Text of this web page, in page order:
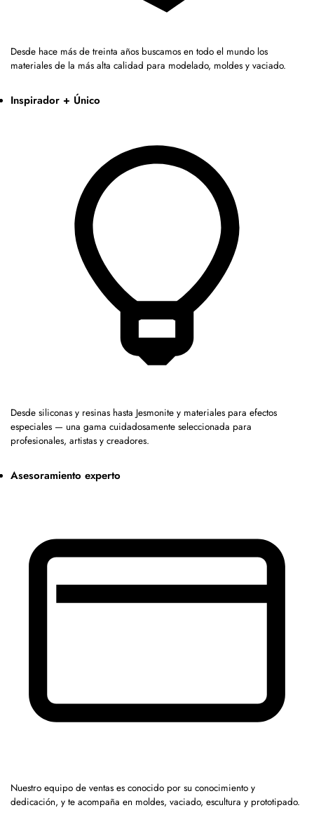
Desde hace más de treinta años buscamos en todo el mundo los
materiales de la más alta calidad para modelado, moldes y vaciado.
Inspirador + Único
Desde siliconas y resinas hasta Jesmonite y materiales para efectos
especiales — una gama cuidadosamente seleccionada para
profesionales, artistas y creadores.
Asesoramiento experto
Nuestro equipo de ventas es conocido por su conocimiento y
dedicación, y te acompaña en moldes, vaciado, escultura y prototipado.